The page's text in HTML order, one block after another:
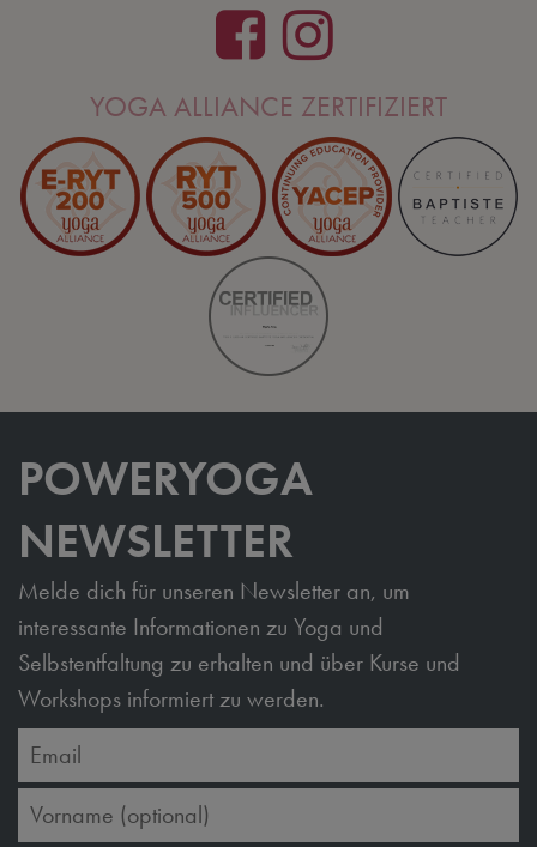
YOGA ALLIANCE ZERTIFIZIERT
POWERYOGA
NEWSLETTER
Melde dich für unseren Newsletter an, um
interessante Informationen zu Yoga und
Selbstentfaltung zu erhalten und über Kurse und
Workshops informiert zu werden.